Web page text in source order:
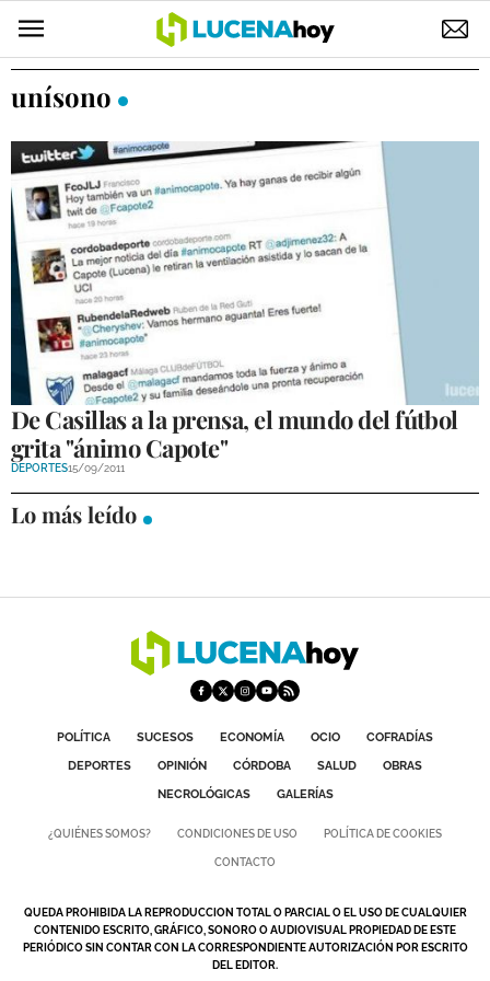
POLÍTICA
ELECCIONES
SUCESOS
ECONOMÍA
DESARROLLO LOCAL
LUCENA EMPRESAS
OCIO
COFRADÍAS
DEPORTES
DEPORTE BASE
VENTANA CIUDADANA
CÓRDOBA
OBRAS
unísono
De Casillas a la prensa, el mundo del fútbol
grita "ánimo Capote"
DEPORTES15/09/2011
Lo más leído
POLÍTICA SUCESOS ECONOMÍA OCIO
COFRADÍAS
DEPORTES
OPINIÓN CÓRDOBA SALUD
OBRAS
NECROLÓGICAS
GALERÍAS
¿QUIÉNES SOMOS? CONDICIONES DE USO POLÍTICA DE COOKIES
CONTACTO
QUEDA PROHIBIDA LA REPRODUCCION TOTAL O PARCIAL O EL USO DE CUALQUIER
CONTENIDO ESCRITO, GRÁFICO, SONORO O AUDIOVISUAL PROPIEDAD DE ESTE
PERIÓDICO SIN CONTAR CON LA CORRESPONDIENTE AUTORIZACIÓN POR ESCRITO
DEL EDITOR.